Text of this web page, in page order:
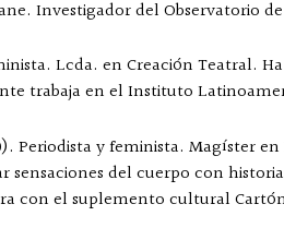
Investigador del Observatorio
Lcda. en Creación Teatral.
trabaja en el Instituto
Periodista y feminista. Magíster
del cuerpo con
con el suplemento cultural